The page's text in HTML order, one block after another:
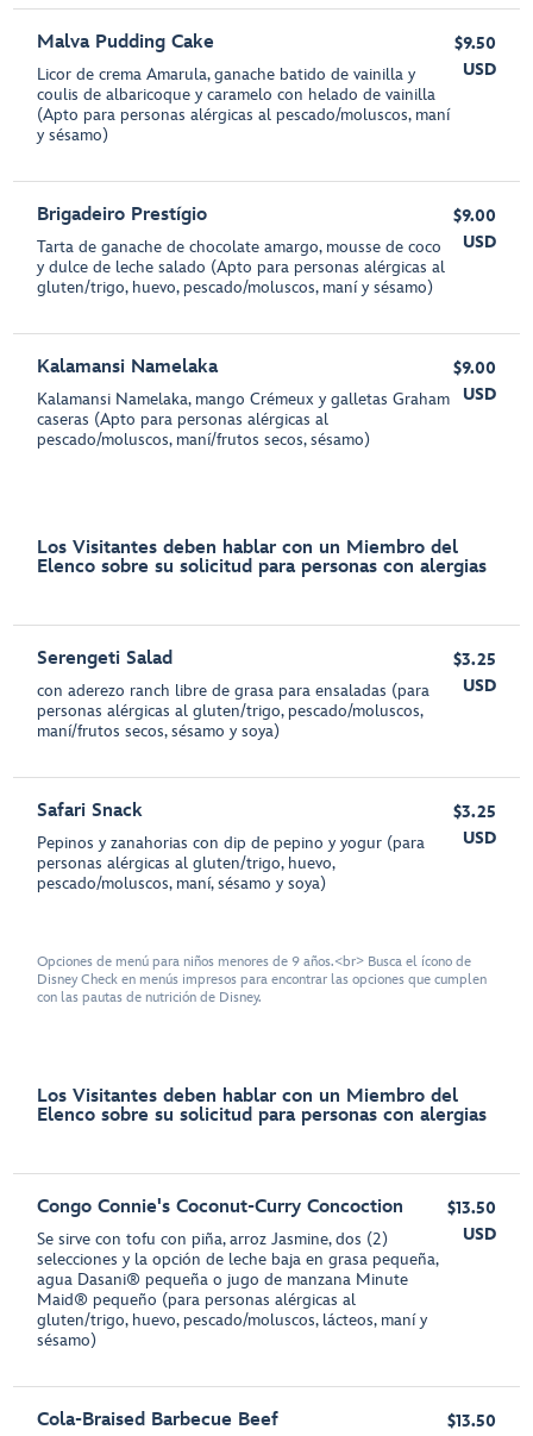
Malva Pudding Cake
Licor de crema Amarula, ganache batido de vainilla y
coulis de albaricoque y caramelo con helado de vainilla
(Apto para personas alérgicas al pescado/moluscos, maní
y sésamo)
$9.50
USD
Brigadeiro Prestígio
Tarta de ganache de chocolate amargo, mousse de coco
y dulce de leche salado (Apto para personas alérgicas al
gluten/trigo, huevo, pescado/moluscos, maní y sésamo)
$9.00
USD
Kalamansi Namelaka
Kalamansi Namelaka, mango Crémeux y galletas Graham
caseras (Apto para personas alérgicas al
pescado/moluscos, maní/frutos secos, sésamo)
$9.00
USD
Los Visitantes deben hablar con un Miembro del
Elenco sobre su solicitud para personas con alergias
Serengeti Salad
con aderezo ranch libre de grasa para ensaladas (para
personas alérgicas al gluten/trigo, pescado/moluscos,
maní/frutos secos, sésamo y soya)
$3.25
USD
Safari Snack
Pepinos y zanahorias con dip de pepino y yogur (para
personas alérgicas al gluten/trigo, huevo,
pescado/moluscos, maní, sésamo y soya)
$3.25
USD
Opciones de menú para niños menores de 9 años.<br> Busca el ícono de
Disney Check en menús impresos para encontrar las opciones que cumplen
con las pautas de nutrición de Disney.
Los Visitantes deben hablar con un Miembro del
Elenco sobre su solicitud para personas con alergias
Congo Connie's Coconut-Curry Concoction
Se sirve con tofu con piña, arroz Jasmine, dos (2)
selecciones y la opción de leche baja en grasa pequeña,
agua Dasani® pequeña o jugo de manzana Minute
Maid® pequeño (para personas alérgicas al
gluten/trigo, huevo, pescado/moluscos, lácteos, maní y
sésamo)
$13.50
USD
Cola-Braised Barbecue Beef
$13.50